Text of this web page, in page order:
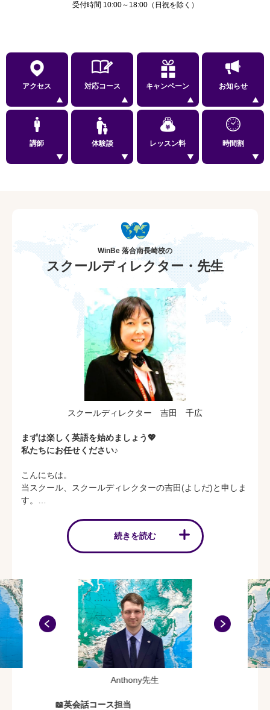
受付時間 10:00～18:00（日祝を除く）
アクセス 対応コース キャンペーン お知らせ
講師 体験談 レッスン料 時間割
WinBe 落合南長崎校の
スクールディレクター・先生
スクールディレクター 吉田 千広
まずは楽しく英語を始めましょう💖
私たちにお任せください♪
こんにちは。
当スクール、スクールディレクターの吉田(よしだ)と申しま
す。
保護者のみなさまの最大の理解者となり、一緒にお子さまの
英語学習をサポートいたします。
い。
落合で英会話教室といったら、WinBe！
地域の皆さんにそう思っていただけるよう、
信頼される教室を目指しております。
スタッフ一同、全力で、サポートさせていただきます♪
続きを読む
Anthony先生
📖英会話コース担当